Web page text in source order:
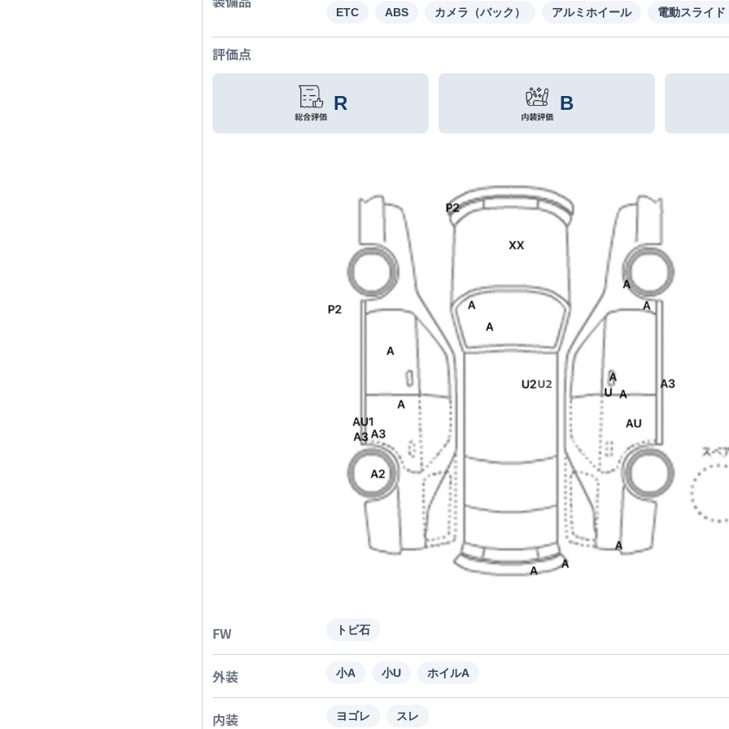
ETC ABS カメラ（バック） アルミホイール 電動スライド
評価点
R B
FW トビ石
外装 小A 小U ホイルA
内装 ヨゴレ スレ